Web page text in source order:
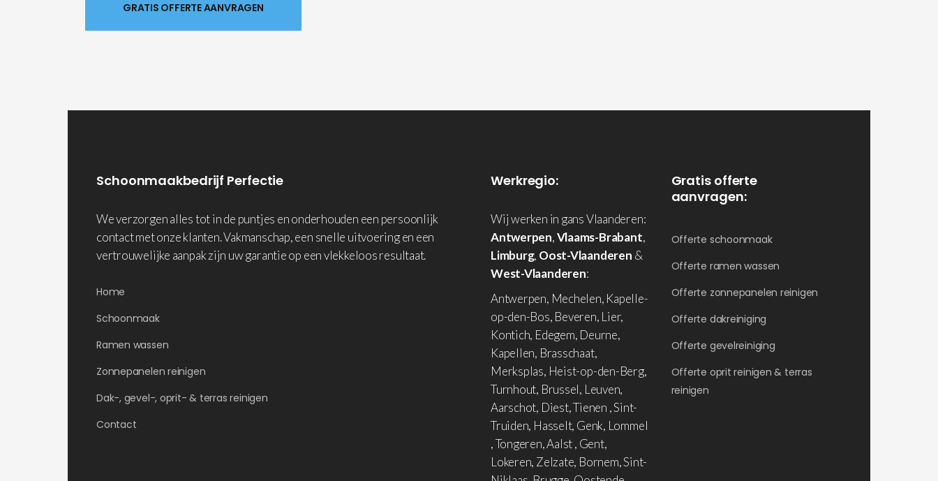
GRATIS OFFERTE AANVRAGEN
Schoonmaakbedrijf Perfectie
We verzorgen alles tot in de puntjes en onderhouden een persoonlijk
contact met onze klanten. Vakmanschap, een snelle uitvoering en een
vertrouwelijke aanpak zijn uw garantie op een vlekkeloos resultaat.
Home
Schoonmaak
Ramen wassen
Zonnepanelen reinigen
Dak-, gevel-, oprit- & terras reinigen
Contact
Werkregio:
Wij werken in gans Vlaanderen:
Antwerpen,Vlaams-Brabant,
Limburg, Oost-Vlaanderen &
West-Vlaanderen:
Antwerpen, Mechelen, Kapelle-
op-den-Bos, Beveren, Lier,
Kontich, Edegem, Deurne,
Kapellen, Brasschaat,
Merksplas, Heist-op-den-Berg,
Turnhout, Brussel, Leuven,
Aarschot, Diest, Tienen , Sint-
Truiden, Hasselt, Genk, Lommel
, Tongeren, Aalst , Gent,
Lokeren, Zelzate, Bornem, Sint-
Gratis offerte
aanvragen:
Offerte schoonmaak
Offerte ramen wassen
Offerte zonnepanelen reinigen
Offerte dakreiniging
Offerte gevelreiniging
Offerte oprit reinigen & terras
reinigen